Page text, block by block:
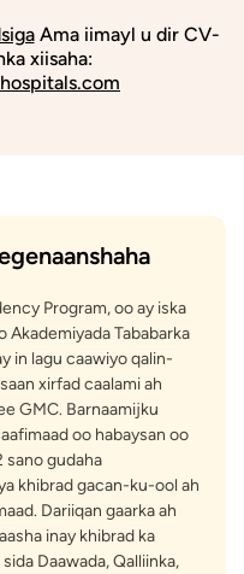
Ama iimayl u dir CV-
xiisaha:
Program, oo ay iska
Akademiyada Tababarka
in lagu caawiyo qalin-
xirfad caalami ah
GMC. Barnaamijku
oo habaysan oo
sano gudaha
khibrad gacan-ku-ool ah
Dariiqan gaarka ah
inay khibrad ka
Daawada, Qalliinka,